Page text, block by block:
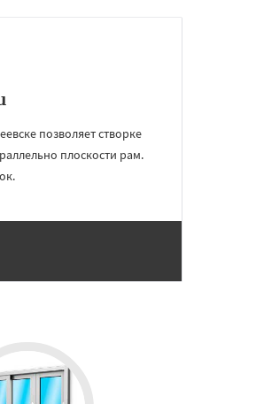
позволяет створке
плоскости рам.